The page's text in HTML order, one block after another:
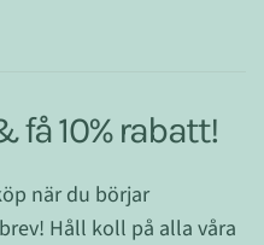
få 10% rabatt!
när du börjar
Håll koll på alla våra